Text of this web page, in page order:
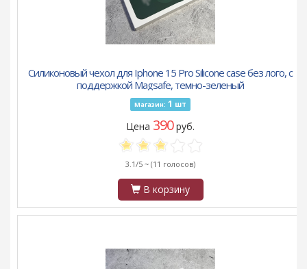
Силиконовый чехол для Iphone 15 Pro Silicone case без лого, с
поддержкой Magsafe, темно-зеленый
Магазин: 1 шт
Цена 390руб.
3.1/5 ~ (11 голосов)
В корзину